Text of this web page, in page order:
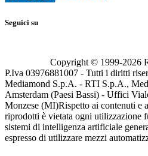
Seguici su
Copyright © 1999-2026
P.Iva 03976881007 - Tutti i diritti
Mediamond S.p.A. - RTI S.p.A.,
Amsterdam (Paesi Bassi) - Uffici
Monzese (MI)Rispetto ai contenuti e
riprodotti è vietata ogni utilizzazione
sistemi di intelligenza artificiale
espresso di utilizzare mezzi